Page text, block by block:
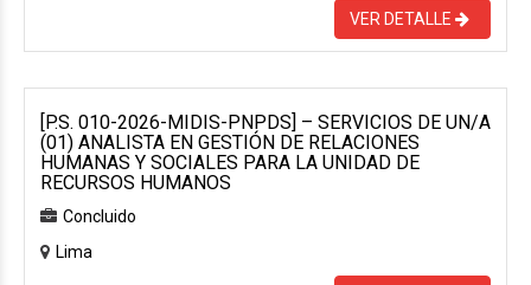
VER DETALLE
[P.S. 010-2026-MIDIS-PNPDS] – SERVICIOS DE UN/A
(01) ANALISTA EN GESTIÓN DE RELACIONES
HUMANAS Y SOCIALES PARA LA UNIDAD DE
RECURSOS HUMANOS
Concluido
Lima